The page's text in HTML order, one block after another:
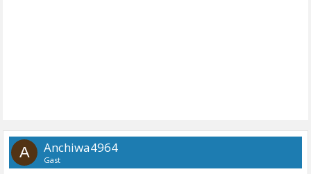
A Anchiwa4964
Gast